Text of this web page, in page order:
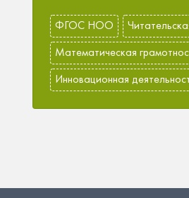
ФГОС НОО
Математическая
Инновационная